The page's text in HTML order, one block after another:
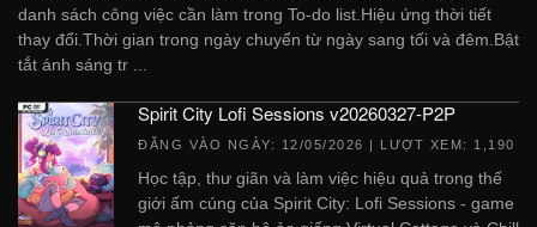
danh sách công việc cần làm trong To-do list.Hiệu ứng thời tiết
thay đổi.Thời gian trong ngày chuyển từ ngày sang tối và đêm.Bật
tắt ánh sáng tr ...
Spirit City Lofi Sessions v20260327-P2P
ĐĂNG VÀO NGÀY: 12/05/2026 | LƯỢT XEM: 1,190
Học tập, thư giãn và làm việc hiệu quả trong thế
giới ấm cúng của Spirit City: Lofi Sessions - game